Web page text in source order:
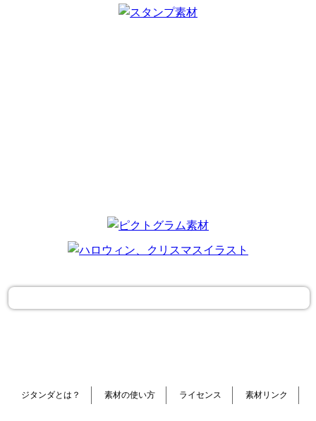
ジタンダとは？ 素材の使い方 ライセンス 素材リンク